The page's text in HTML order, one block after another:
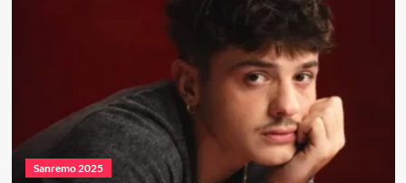
Sanremo 2025